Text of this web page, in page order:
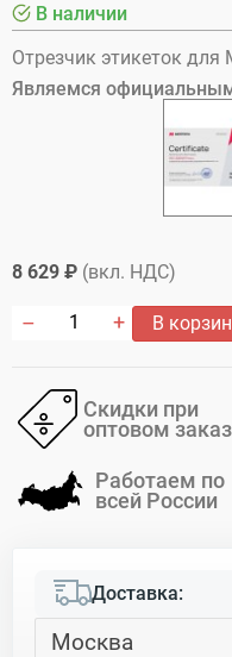
В наличии
Отрезчик этикеток для
Являемся
8 629 ₽ (вкл. НДС)
В
Скидки при
оптовом
Работаем по
всей России
Доставка:
Москва